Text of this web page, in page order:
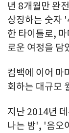
년 8개월만 완
상징하는 숫자
한 타이틀로,
로운 여정을 담
컴백에 이어 마
회하는 대규모
지난 2014년
나는 밤', '음오